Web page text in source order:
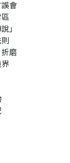
會
」
磨